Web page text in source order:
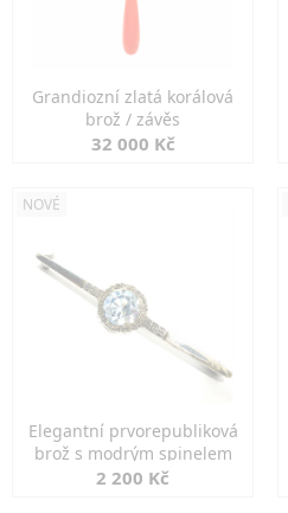
Grandiozní zlatá korálová
brož / závěs
32 000 Kč
NOVÉ
Elegantní prvorepubliková
brož s modrým spinelem
2 200 Kč